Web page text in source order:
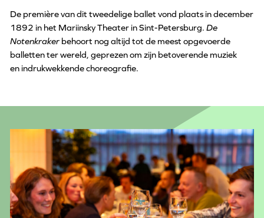
De première van dit tweedelige ballet vond plaats in december
1892 in het Mariinsky Theater in Sint-Petersburg. De
Notenkrakerbehoort nog altijd tot de meest opgevoerde
balletten ter wereld, geprezen om zijn betoverende muziek
en indrukwekkende choreografie.